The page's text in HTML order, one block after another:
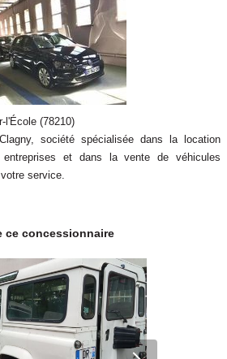
l'École (78210)
société spécialisée dans la location
entreprises et dans la vente de véhicules
service.
ce concessionnaire